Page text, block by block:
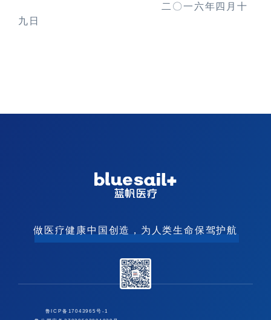
二 〇一 六年四月十
九日
做医疗健康中国创造，为人类生命保驾护航
鲁ICP备17043965号-1